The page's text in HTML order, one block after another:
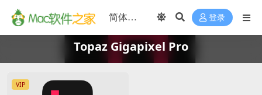
登录
Topaz Gigapixel Pro
VIP